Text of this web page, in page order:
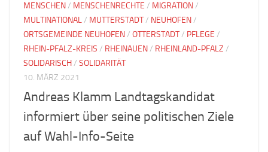
MENSCHEN/ MENSCHENRECHTE / MIGRATION/
MULTINATIONAL/ MUTTERSTADT/ NEUHOFEN/
ORTSGEMEINDE NEUHOFEN/ OTTERSTADT/ PFLEGE /
RHEIN-PFALZ-KREIS / RHEINAUEN/ RHEINLAND-PFALZ /
SOLIDARISCH/ SOLIDARITÄT
10. MÄRZ 2021
Andreas Klamm Landtagskandidat
informiert über seine politischen Ziele
auf Wahl-Info-Seite